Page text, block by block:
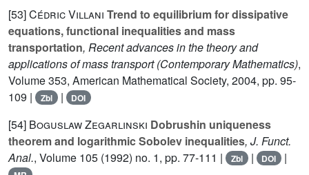
[53]Cédric Villani Trend to equilibrium for dissipative
equations, functional inequalities and mass
transportation, Recent advances in the theory and
applications of mass transport(Contemporary Mathematics),
Volume 353, American Mathematical Society, 2004, pp. 95-
109 |
Zbl | DOI
[54] Boguslaw Zegarlinski Dobrushin uniqueness
theorem and logarithmic Sobolev inequalities, J. Funct.
Anal., Volume 105 (1992) no. 1, pp. 77-111 | Zbl | DOI |